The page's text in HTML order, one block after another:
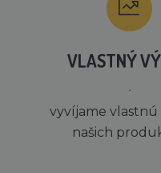
VLASTNÝ
´
vyvíjame vlastnú
našich